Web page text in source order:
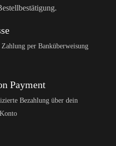
Zahlung per Banküberweisung
Payment
Bezahlung über dein